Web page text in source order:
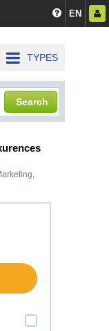
EN
TYPES
Search